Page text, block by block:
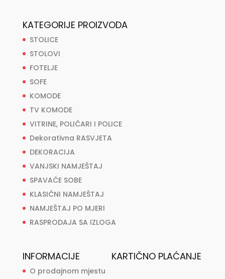
KATEGORIJE PROIZVODA
STOLICE
STOLOVI
FOTELJE
SOFE
KOMODE
TV KOMODE
VITRINE, POLIČARI I POLICE
Dekorativna RASVJETA
DEKORACIJA
VANJSKI NAMJEŠTAJ
SPAVAĆE SOBE
KLASIČNI NAMJEŠTAJ
NAMJEŠTAJ PO MJERI
RASPRODAJA SA IZLOGA
INFORMACIJE
O prodajnom mjestu
KARTIČNO PLAĆANJE